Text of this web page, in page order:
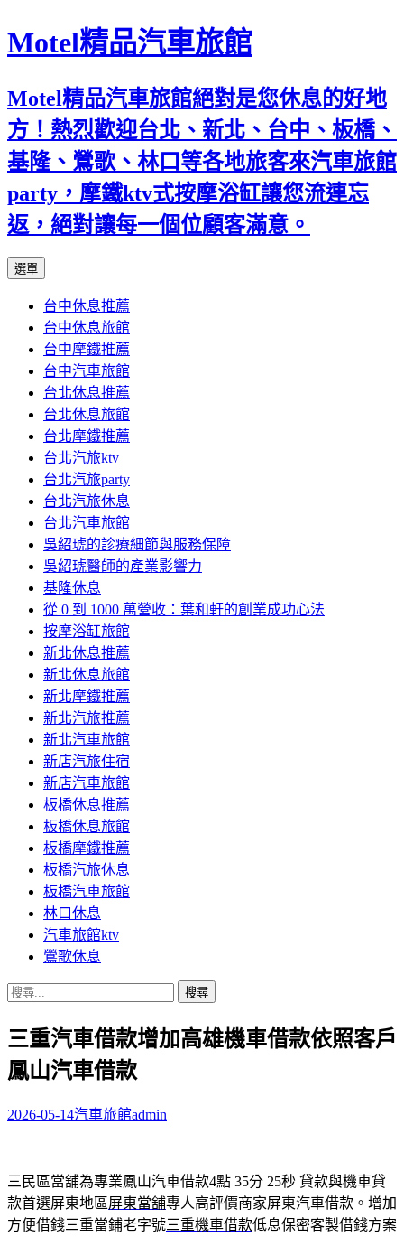
Motel精品汽車旅館
Motel精品汽車旅館絕對是您休息的好地
方！熱烈歡迎台北、新北、台中、板橋、
基隆、鶯歌、林口等各地旅客來汽車旅館
party，摩鐵ktv式按摩浴缸讓您流連忘
返，絕對讓每一個位顧客滿意。
選單
內
容
台中休息推薦
台中休息旅館
台中摩鐵推薦
台中汽車旅館
台北休息推薦
台北休息旅館
台北摩鐵推薦
台北汽旅ktv
台北汽旅party
台北汽旅休息
台北汽車旅館
吳紹琥的診療細節與服務保障
吳紹琥醫師的產業影響力
基隆休息
從 0 到 1000 萬營收：葉和軒的創業成功心法
按摩浴缸旅館
新北休息推薦
新北休息旅館
新北摩鐵推薦
新北汽旅推薦
新北汽車旅館
新店汽旅住宿
新店汽車旅館
板橋休息推薦
板橋休息旅館
板橋摩鐵推薦
板橋汽旅休息
板橋汽車旅館
林口休息
汽車旅館ktv
鶯歌休息
搜
關
鍵
字:
三重汽車借款增加高雄機車借款依照客戶
鳳山汽車借款
2026-05-14汽車旅館admin
三民區當舖為專業鳳山汽車借款4點 35分 25秒 貸款與機車貸
款首選屏東地區屏東當舖專人高評價商家屏東汽車借款。增加
方便借錢三重當鋪老字號三重機車借款低息保密客製借錢方案